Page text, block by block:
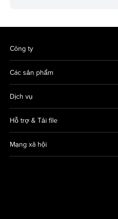
Công ty
Các sản phẩm
Dịch vụ
Hỗ trợ & Tải file
Mạng xã hội